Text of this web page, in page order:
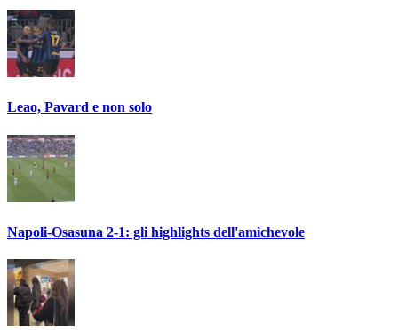
Leao, Pavard e non solo
Napoli-Osasuna 2-1: gli highlights dell'amichevole